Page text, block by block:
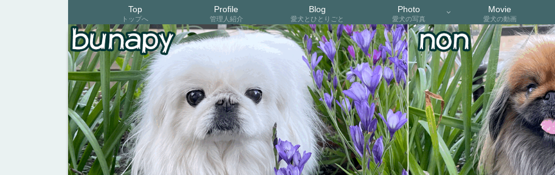
Top
トップへ
Profile
管理人紹介
Blog
愛犬とひとりごと
Photo
愛犬の写真
Movie
愛犬の動画